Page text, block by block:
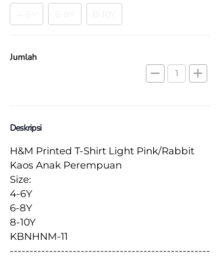
Jumlah
remove add
Deskripsi
H&M Printed T-Shirt Light Pink/Rabbit
Kaos Anak Perempuan
Size:
4-6Y
6-8Y
8-10Y
KBNHNM-11
---------------------------------------------------